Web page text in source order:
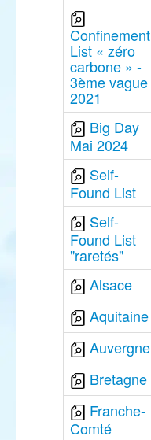
Confinement
List « zéro
carbone » -
3ème vague
2021
Big Day
Mai 2024
Self-
Found List
Self-
Found List
"raretés"
Alsace
Aquitaine
Auvergne
Bretagne
Franche-
Comté